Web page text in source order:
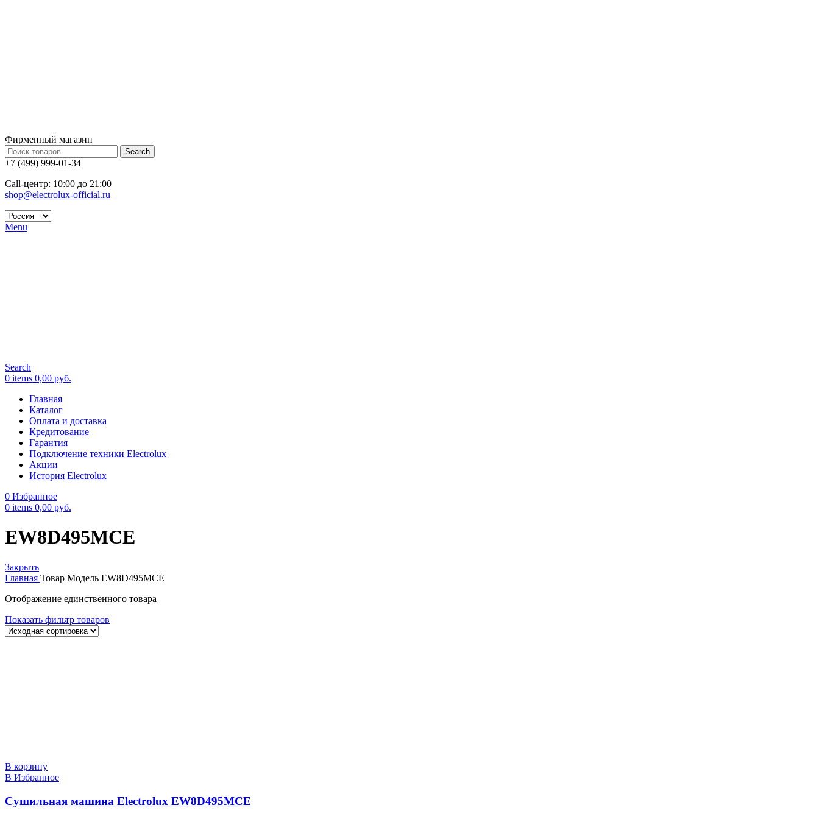
Фирменный магазин
Search
+7 (499) 999-01-34
Call-центр: 10:00 до 21:00
shop@electrolux-official.ru
Menu
Search
0 items 0,00 руб.
Главная
Каталог
Оплата и доставка
Кредитование
Гарантия
Подключение техники Electrolux
Акции
История Electrolux
0 Избранное
0 items 0,00 руб.
EW8D495MCE
Закрыть
Главная Товар Модель EW8D495MCE
Отображение единственного товара
Показать фильтр товаров
В корзину
В Избранное
Сушильная машина Electrolux EW8D495MCE